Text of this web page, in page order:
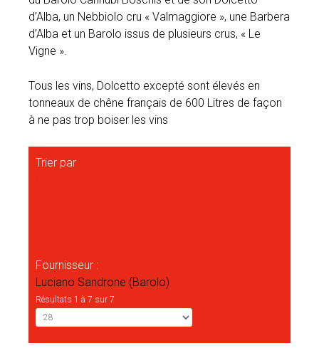
d’Alba, un Nebbiolo cru « Valmaggiore », une Barbera
d’Alba et un Barolo issus de plusieurs crus, « Le
Vigne ».
Tous les vins, Dolcetto excepté sont élevés en
tonneaux de chêne français de 600 Litres de façon
à ne pas trop boiser les vins
Trier par
Fournisseur :
Luciano Sandrone (Barolo)
Résultats 1 à 7 sur 7